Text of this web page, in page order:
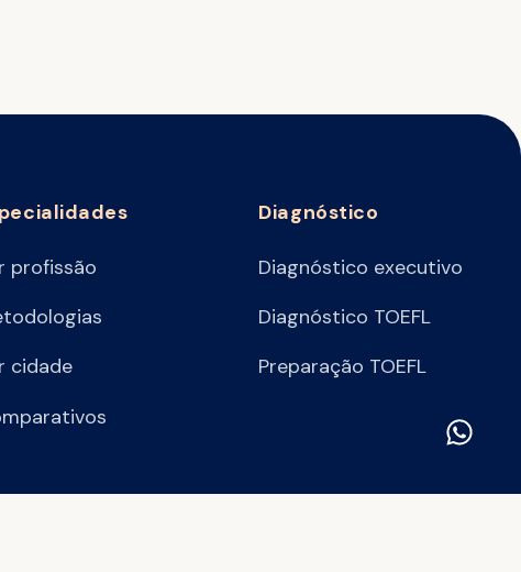
profissão
cidade
Diagnóstico
Diagnóstico executivo
Diagnóstico TOEFL
Preparação TOEFL